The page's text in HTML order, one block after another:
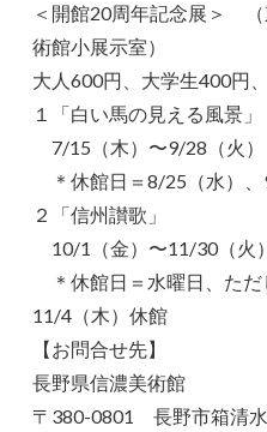
＜開館20周年記念展＞
術館小展示室）
大人600円、大学生400円
１「白い馬の見える風景」
7/15（木）〜9/28（火）
＊休館日＝8/25（水）、
２「信州讃歌」
10/1（金）〜11/30（火）
＊休館日＝水曜日、た
11/4（木）休館
【お問合せ先】
長野県信濃美術館
〒380-0801 長野市箱清